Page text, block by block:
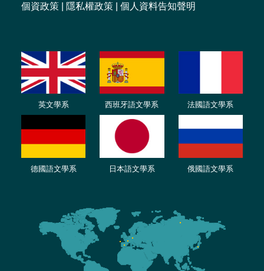
個資政策 隱私權政策 個人資料告知聲明
英文學系 西班牙語文學系 法國語文學系
德國語文學系 日本語文學系 俄國語文學系